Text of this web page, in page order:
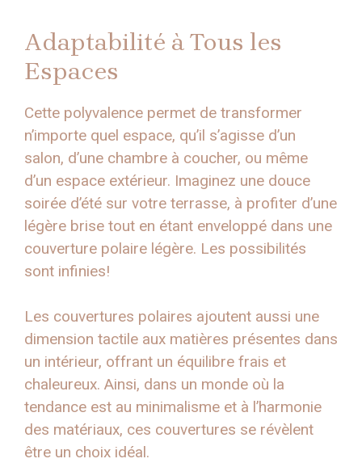
Adaptabilité à Tous les
Espaces
Cette polyvalence permet de transformer
n’importe quel espace, qu’il s’agisse d’un
salon, d’une chambre à coucher, ou même
d’un espace extérieur. Imaginez une douce
soirée d’été sur votre terrasse, à profiter d’une
légère brise tout en étant enveloppé dans une
couverture polaire légère. Les possibilités
sont infinies!
Les couvertures polaires ajoutent aussi une
dimension tactile aux matières présentes dans
un intérieur, offrant un équilibre frais et
chaleureux. Ainsi, dans un monde où la
tendance est au minimalisme et à l’harmonie
des matériaux, ces couvertures se révèlent
être un choix idéal.